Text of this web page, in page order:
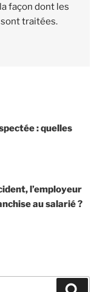
façon dont les
traitées.
: quelles
l’employeur
au salarié ?